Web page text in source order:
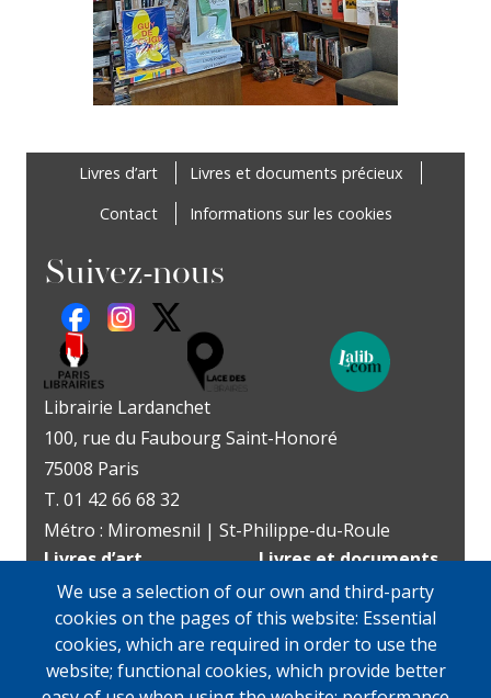
Livres d’art
Livres et documents précieux
Contact
Informations sur les cookies
Suivez-nous
Librairie Lardanchet
100, rue du Faubourg Saint-Honoré
75008 Paris
T. 01 42 66 68 32
Métro : Miromesnil | St-Philippe-du-Roule
Livres d’art
Du mardi au vendredi
10h-19h
samedi
11h-13h et 14h-19h
Livres et documents
précieux
Lundi sur rendez-vous
Du mardi au vendredi
10h-19h
samedi
We use a selection of our own and third-party
cookies on the pages of this website: Essential
cookies, which are required in order to use the
website; functional cookies, which provide better